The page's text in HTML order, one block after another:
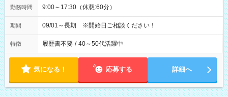
勤務時間 9:00～17:30（休憩:60分）
期間 09/01～長期 ※開始日ご相談ください！
特徴 履歴書不要 / 40～50代活躍中
気になる！ 応募する 詳細へ